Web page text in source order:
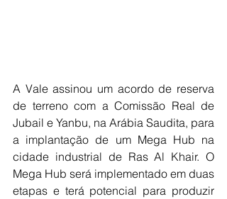
A Vale assinou um acordo de reserva
de terreno com a Comissão Real de
Jubail e Yanbu, na Arábia Saudita, para
a implantação de um Mega Hub na
cidade industrial de Ras Al Khair. O
Mega Hub será implementado em duas
etapas e terá potencial para produzir